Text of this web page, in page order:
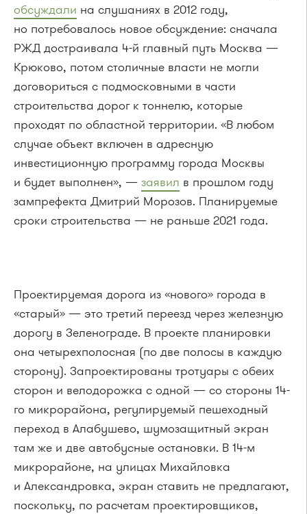
обсуждали на слушаниях в 2012 году,
но потребовалось новое обсуждение: сначала
РЖД достраивала 4-й главный путь Москва —
Крюково, потом столичные власти не могли
договориться с подмосковными в части
строительства дорог к тоннелю, которые
проходят по областной территории. «В любом
случае объект включен в адресную
инвестиционную программу города Москвы
и будет выполнен», — заявил в прошлом году
зампрефекта Дмитрий Морозов. Планируемые
сроки строительства — не раньше 2021 года.
Проектируемая дорога из «нового» города в
«старый» — это третий переезд через железную
дорогу в Зеленограде. В проекте планировки
она четырехполосная (по две полосы в каждую
сторону). Запроектированы тротуары с обеих
сторон и велодорожка с одной — со стороны 14-
го микрорайона, регулируемый пешеходный
переход в Алабушево, шумозащитный экран
там же и две автобусные остановки. В 14-м
микрорайоне, на улицах Михайловка
и Александровка, экран ставить не предлагают,
поскольку, по расчетам проектировщиков,